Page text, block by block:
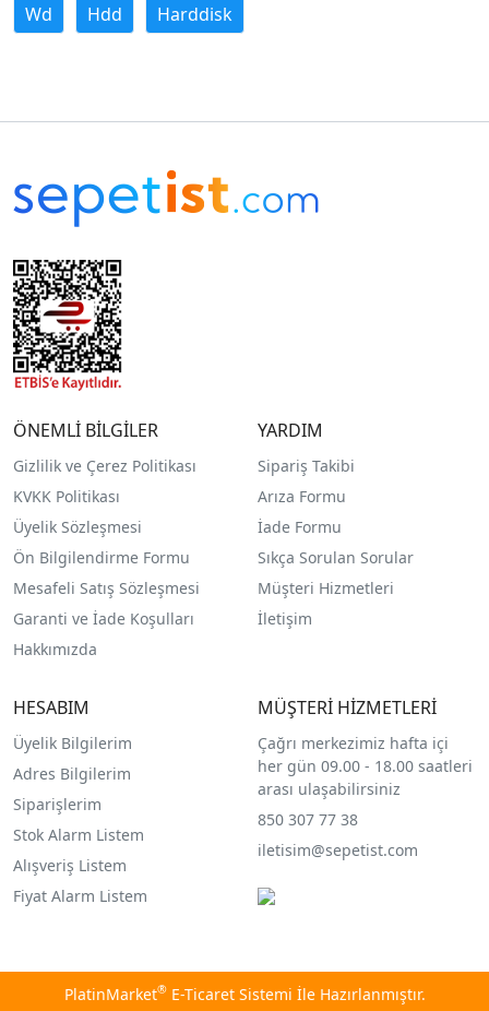
Wd Hdd Harddisk
ÖNEMLİ BİLGİLER
Gizlilik ve Çerez Politikası
KVKK Politikası
Üyelik Sözleşmesi
Ön Bilgilendirme Formu
Mesafeli Satış Sözleşmesi
Garanti ve İade Koşulları
Hakkımızda
YARDIM
Sipariş Takibi
Arıza Formu
İade Formu
Sıkça Sorulan Sorular
Müşteri Hizmetleri
İletişim
HESABIM
Üyelik Bilgilerim
Adres Bilgilerim
Siparişlerim
Stok Alarm Listem
Alışveriş Listem
Fiyat Alarm Listem
MÜŞTERİ HİZMETLERİ
Çağrı merkezimiz hafta içi
her gün 09.00 - 18.00 saatleri
arası ulaşabilirsiniz
850 307 77 38
iletisim@sepetist.com
PlatinMarket®E-Ticaret Sistemi İle Hazırlanmıştır.